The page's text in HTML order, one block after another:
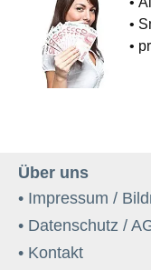
•
•
Über uns
• Impressum /
• Datenschutz /
• Kontakt